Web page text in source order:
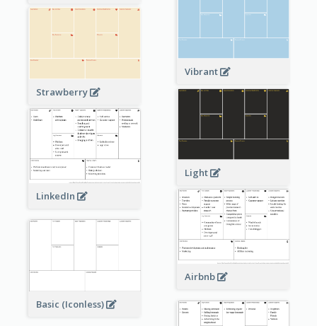
Vibrant
Strawberry
Light
LinkedIn
Airbnb
Basic (Iconless)